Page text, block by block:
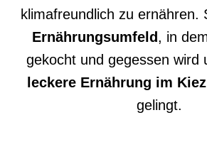
klimafreundlich zu ernähren.
Ernährungsumfeld, in
gekocht und gegessen wird
leckere Ernährung im Kiez
gelingt.